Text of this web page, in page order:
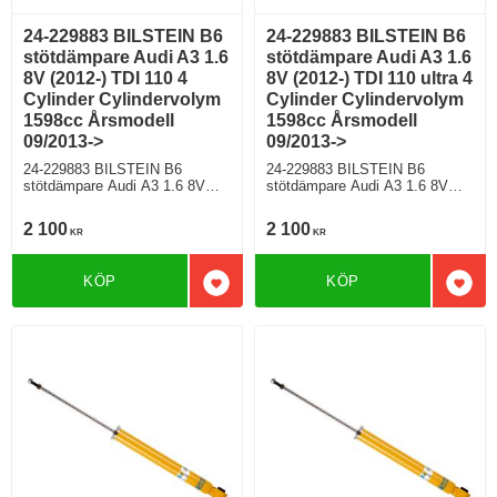
24-229883 BILSTEIN B6
stötdämpare Audi A3 1.6
8V (2012-) TDI 110 4
Cylinder Cylindervolym
1598cc Årsmodell
09/2013->
24-229883 BILSTEIN B6
stötdämpare Audi A3 1.6 8V
Cylindervolym 1598cc
Årsmodell 09/2013-> Halvkombi
Framhjulsdriven 108 Hkr Diesel
Motorkod CRKB,CXXB
Manuell/6, Semi-Automat/7
2 100 KR
Lägg till i favoriter
KÖP
24-229883 BILSTEIN B6
stötdämpare Audi A3 1.6
8V (2012-) TDI 110 ultra 4
Cylinder Cylindervolym
1598cc Årsmodell
09/2013->
24-229883 BILSTEIN B6
stötdämpare Audi A3 1.6 8V
Cylindervolym 1598cc
Årsmodell 09/2013-> Halvkombi
Framhjulsdriven 108 Hkr Diesel
Motorkod DBKA Manuell/6
Modell med standardchassi För
2 100 KR
KÖP